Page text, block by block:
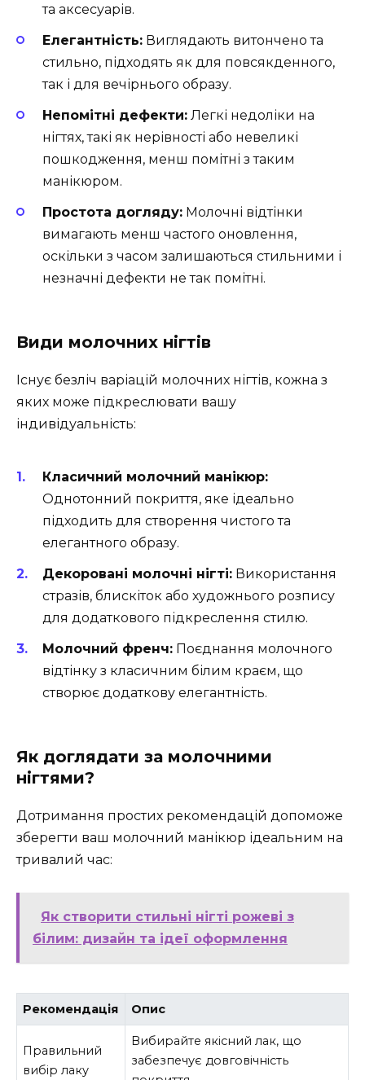
та аксесуарів.
Елегантність: Виглядають витончено та
стильно, підходять як для повсякденного,
так і для вечірнього образу.
Непомітні дефекти: Легкі недоліки на
нігтях, такі як нерівності або невеликі
пошкодження, менш помітні з таким
манікюром.
Простота догляду: Молочні відтінки
вимагають менш частого оновлення,
оскільки з часом залишаються стильними і
незначні дефекти не так помітні.
Види молочних нігтів
Існує безліч варіацій молочних нігтів, кожна з
яких може підкреслювати вашу
індивідуальність:
Класичний молочний манікюр:
Однотонний покриття, яке ідеально
підходить для створення чистого та
елегантного образу.
Декоровані молочні нігті: Використання
стразів, блискіток або художнього розпису
для додаткового підкреслення стилю.
Молочний френч: Поєднання молочного
відтінку з класичним білим краєм, що
створює додаткову елегантність.
Як доглядати за молочними
нігтями?
Дотримання простих рекомендацій допоможе
зберегти ваш молочний манікюр ідеальним на
тривалий час:
Як створити стильні нігті рожеві з
білим: дизайн та ідеї оформлення
Рекомендація Опис
Правильний
вибір лаку
Вибирайте якісний лак, що
забезпечує довговічність